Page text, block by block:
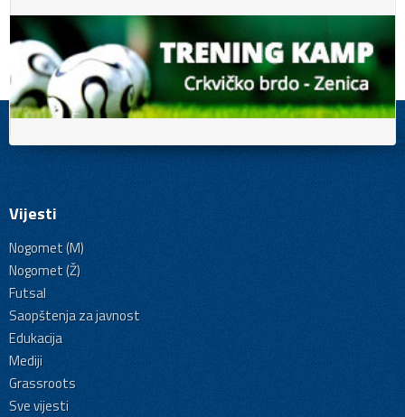
Vijesti
Nogomet (M)
Nogomet (Ž)
Futsal
Saopštenja za javnost
Edukacija
Mediji
Grassroots
Sve vijesti